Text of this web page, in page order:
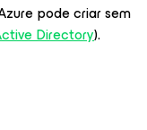
pode criar sem
Directory).